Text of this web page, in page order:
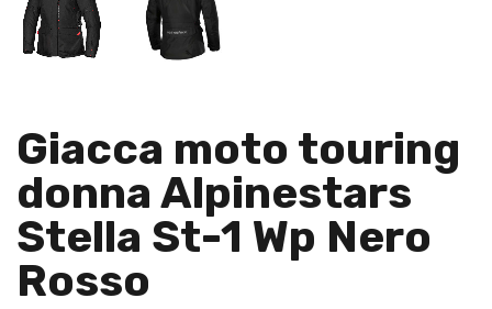
Giacca moto touring
donna Alpinestars
Stella St-1 Wp Nero
Rosso